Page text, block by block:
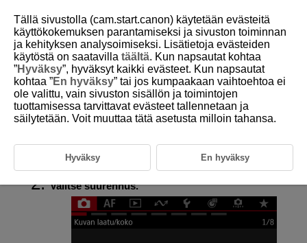
D388-067
Digitaalinen telejatke
Kuvauksen suurennusta voi kasvattaa objektiivin suurennusta
Valitse [
Valitse suurennus.
Tällä sivustolla (cam.start.canon) käytetään evästeitä
käyttökokemuksen parantamiseksi ja sivuston toiminnan
ja kehityksen analysoimiseksi. Lisätietoja evästeiden
käytöstä on saatavilla täältä. Kun napsautat kohtaa
”Hyväksy”, hyväksyt kaikki evästeet. Kun napsautat
kohtaa ”En hyväksy” tai jos kumpaakaan vaihtoehtoa ei
ole valittu, vain sivuston sisällön ja toimintojen
tuottamisessa tarvittavat evästeet tallennetaan ja
säilytetään. Voit muuttaa tätä asetusta milloin tahansa.
Hyväksy En hyväksy